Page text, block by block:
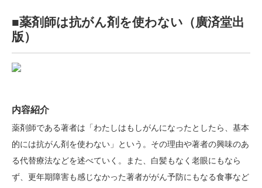
■薬剤師は抗がん剤を使わない（廣済堂出
版）
内容紹介
薬剤師である著者は「わたしはもしがんになったとしたら、基本
的には抗がん剤を使わない」という。その理由や著者の興味のあ
る代替療法などを述べていく。また、白髪もなく老眼にもなら
ず、更年期障害も感じなかった著者ががん予防にもなる食事など